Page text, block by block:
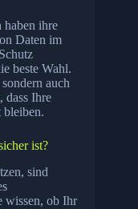
haben ihre
Daten im
beste Wahl.
auch
dass Ihre
bleiben.
ist?
sind
wissen, ob Ihr